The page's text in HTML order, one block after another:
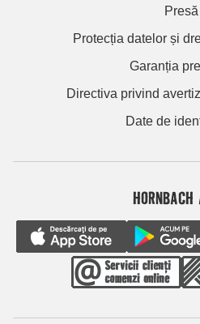
Presă
Protecția datelor și
Garanția
Directiva privind
Date de